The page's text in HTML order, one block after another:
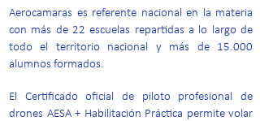
Aerocamaras es referente nacional en la materia
con más de 22 escuelas repartidas a lo largo de
todo el territorio nacional y más de 15.000
alumnos formados.
El Certificado oficial de piloto profesional de
drones AESA + Habilitación Práctica permite volar